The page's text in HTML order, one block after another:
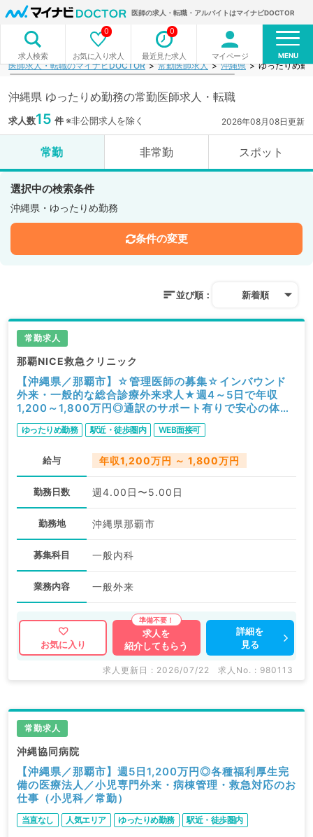
医師の求人・転職・アルバイトはマイナビDOCTOR
求人検索 お気に入り求人
0
最近見た求人
0
マイページ MENU
医師求人・転職のマイナビDOCTOR 常勤医師求人 沖縄県 ゆったりめ勤
沖縄県 ゆったりめ勤務の常勤医師求人・転職
求人数15 件※非公開求人を除く 2026年08月08日更新
常勤 非常勤 スポット
選択中の検索条件
沖縄県・ゆったりめ勤務
条件の変更
並び順： 新着順
常勤求人
那覇NICE救急クリニック
【沖縄県／那覇市】☆管理医師の募集☆インバウンド
外来・一般的な総合診療外来求人★週4～5日で年収
1,200～1,800万円◎通訳のサポート有りで安心の体制
◎（一般内科／非常勤）
ゆったりめ勤務 駅近・徒歩圏内 WEB面接可
給与 年収1,200万円 ～ 1,800万円
勤務日数 週4.00日〜5.00日
勤務地 沖縄県那覇市
募集科目 一般内科
業務内容 一般外来
お気に入り
求人を
紹介してもらう
詳細を
見る
求人更新日 : 2026/07/22 求人No. : 980113
常勤求人
沖縄協同病院
【沖縄県／那覇市】週5日1,200万円◎各種福利厚生完
備の医療法人／小児専門外来・病棟管理・救急対応のお
仕事（小児科／常勤）
当直なし 人気エリア ゆったりめ勤務 駅近・徒歩圏内